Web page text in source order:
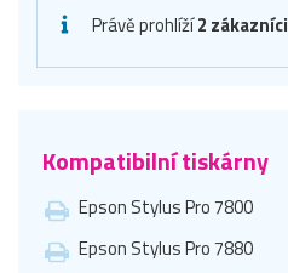
Právě prohlíží2 zákazníci
Kompatibilní tiskárny
Epson Stylus Pro 7800
Epson Stylus Pro 7880